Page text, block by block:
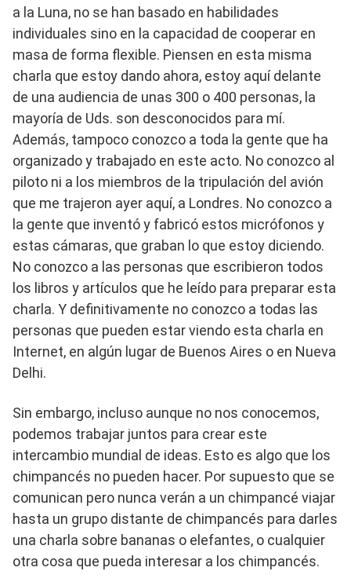
a la Luna, no se han basado en habilidades
individuales sino en la capacidad de cooperar en
masa de forma flexible. Piensen en esta misma
charla que estoy dando ahora, estoy aquí delante
de una audiencia de unas 300 o 400 personas, la
mayoría de Uds. son desconocidos para mí.
Además, tampoco conozco a toda la gente que ha
organizado y trabajado en este acto. No conozco al
piloto ni a los miembros de la tripulación del avión
que me trajeron ayer aquí, a Londres. No conozco a
la gente que inventó y fabricó estos micrófonos y
estas cámaras, que graban lo que estoy diciendo.
No conozco a las personas que escribieron todos
los libros y artículos que he leído para preparar esta
charla. Y definitivamente no conozco a todas las
personas que pueden estar viendo esta charla en
Internet, en algún lugar de Buenos Aires o en Nueva
Delhi.
Sin embargo, incluso aunque no nos conocemos,
podemos trabajar juntos para crear este
intercambio mundial de ideas. Esto es algo que los
chimpancés no pueden hacer. Por supuesto que se
comunican pero nunca verán a un chimpancé viajar
hasta un grupo distante de chimpancés para darles
una charla sobre bananas o elefantes, o cualquier
otra cosa que pueda interesar a los chimpancés.